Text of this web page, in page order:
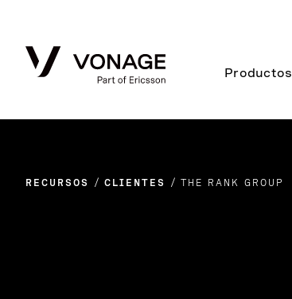
Productos
RECURSOS CLIENTES THE RANK GROUP